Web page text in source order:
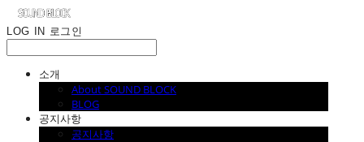
LOG IN 로그인
소개
About SOUND BLOCK
BLOG
공지사항
공지사항